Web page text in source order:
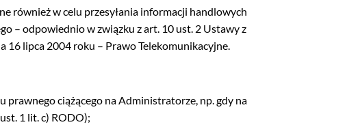
również w celu przesyłania informacji handlowych
– odpowiednio w związku z art. 10 ust. 2 Ustawy z
16 lipca 2004 roku – Prawo Telekomunikacyjne.
ciążącego na Administratorze, np. gdy na
1 lit. c) RODO);